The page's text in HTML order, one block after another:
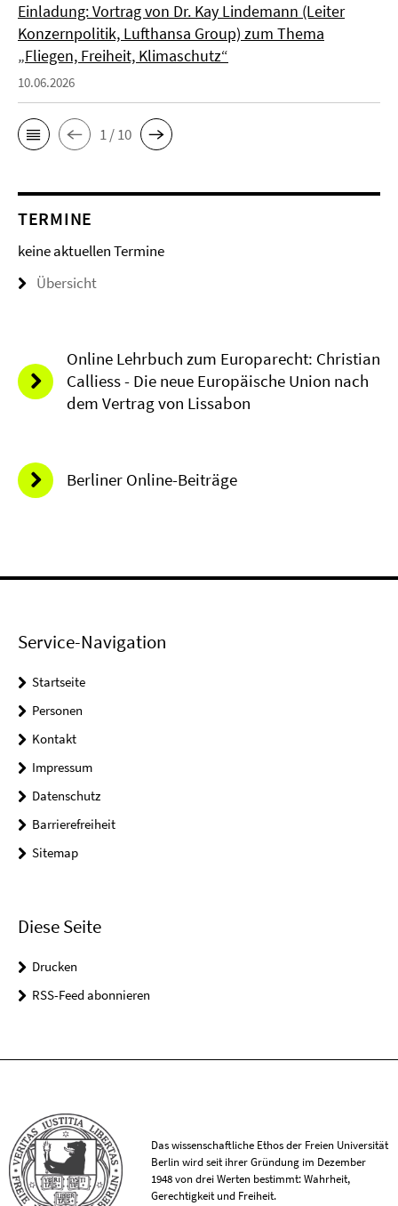
Einladung: Vortrag von Dr. Kay Lindemann (Leiter
Konzernpolitik, Lufthansa Group) zum Thema
„Fliegen, Freiheit, Klimaschutz“
10.06.2026
1 / 10
TERMINE
keine aktuellen Termine
Übersicht
Online Lehrbuch zum Europarecht: Christian
Calliess - Die neue Europäische Union nach
dem Vertrag von Lissabon
Berliner Online-Beiträge
Service-Navigation
Startseite
Personen
Kontakt
Impressum
Datenschutz
Barrierefreiheit
Sitemap
Diese Seite
Drucken
RSS-Feed abonnieren
Das wissenschaftliche Ethos der Freien Universität
Berlin wird seit ihrer Gründung im Dezember
1948 von drei Werten bestimmt: Wahrheit,
Gerechtigkeit und Freiheit.